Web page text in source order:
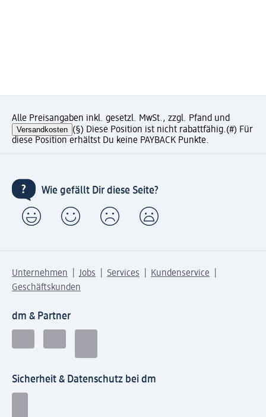
Alle Preisangaben inkl. gesetzl. MwSt., zzgl. Pfand und
Versandkosten (§) Diese Position ist nicht rabattfähig.(#) Für
diese Position erhältst Du keine PAYBACK Punkte.
Wie gefällt Dir diese Seite?
Unternehmen Jobs Services
Kundenservice
Geschäftskunden
dm & Partner
Sicherheit & Datenschutz bei dm